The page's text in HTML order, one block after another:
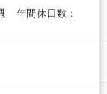
年間休日数：